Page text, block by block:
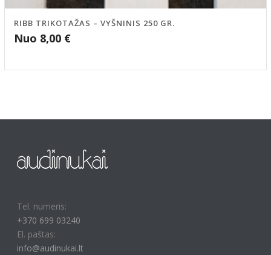
RIBB TRIKOTAŽAS – VYŠNINIS 250 GR.
Nuo 8,00 €
Tel. numeris:
+370 699 03240
El. paštas:
info@audinukai.lt